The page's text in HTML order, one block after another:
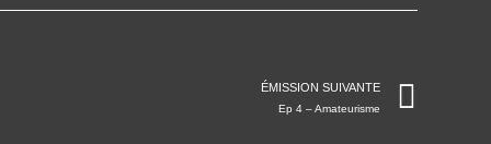
ÉMISSION SUIVANTE
Ep 4 – Amateurisme